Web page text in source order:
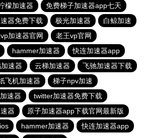
檬加速器
免费梯子加速器app七天
器免费下载 极光加速器
白鲸加速
加速器官网
老王vp官网
hammer加速器
快连加速器app
速器 云梯加速器
飞驰加速器下载
飞机加速器
梯子npv加速
速器
twitter加速器免费下载
器
原子加速器app下载官网最新版
hammer加速器
快连加速器app